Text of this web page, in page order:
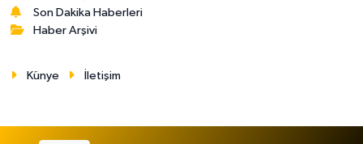
Son Dakika Haberleri
Haber Arşivi
Künye İletişim